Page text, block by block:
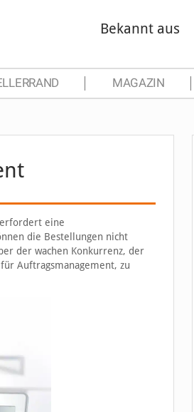
Bekannt aus
MAGAZIN
eine
die Bestellungen nicht
der wachen Konkurrenz, der
Auftragsmanagement, zu